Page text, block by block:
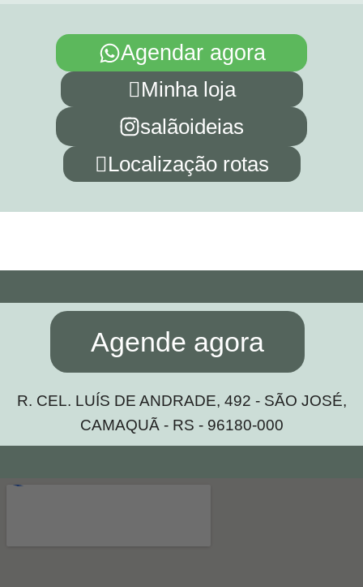
Agendar agora
Minha loja
salãoideias
Localização rotas
Agende agora
R. CEL. LUÍS DE ANDRADE, 492 - SÃO JOSÉ,
CAMAQUÃ - RS - 96180-000